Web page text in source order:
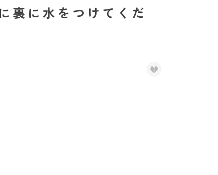
裏に水をつけてくだ